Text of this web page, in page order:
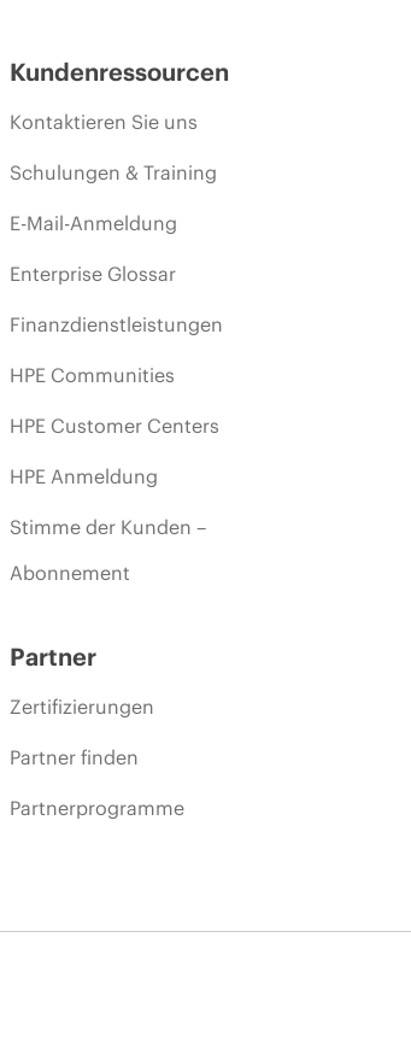
Kundenressourcen
Kontaktieren Sie uns
Schulungen & Training
E-Mail-Anmeldung
Enterprise Glossar
Finanzdienstleistungen
HPE Communities
HPE Customer Centers
HPE Anmeldung
Stimme der Kunden –
Abonnement
Partner
Zertifizierungen
Partner finden
Partnerprogramme